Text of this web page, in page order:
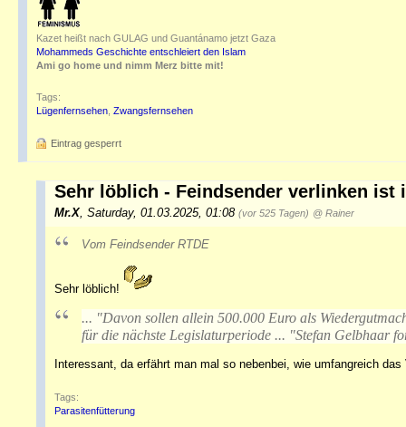
Kazet heißt nach GULAG und Guantánamo jetzt Gaza
Mohammeds Geschichte entschleiert den Islam
Ami go home und nimm Merz bitte mit!
Tags:
Lügenfernsehen Zwangsfernsehen
Eintrag gesperrt
Sehr löblich - Feindsender verlinken ist
Mr.X, Saturday, 01.03.2025, 01:08 (vor 525 Tagen) @ Rainer
Vom Feindsender RTDE
Sehr löblich!
... "Davon sollen allein 500.000 Euro als
für die nächste Legislaturperiode ... "Stefan Gelbhaar
Interessant, da erfährt man mal so nebenbei, wie umfangreich
Tags:
Parasitenfütterung